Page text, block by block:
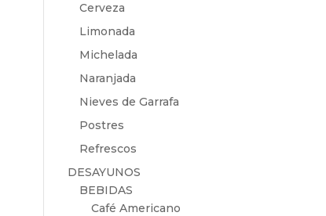
Cerveza
Limonada
Michelada
Naranjada
Nieves de Garrafa
Postres
Refrescos
DESAYUNOS
BEBIDAS
Café Americano